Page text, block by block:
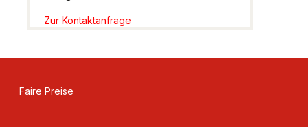
Zur Kontaktanfrage
Faire Preise